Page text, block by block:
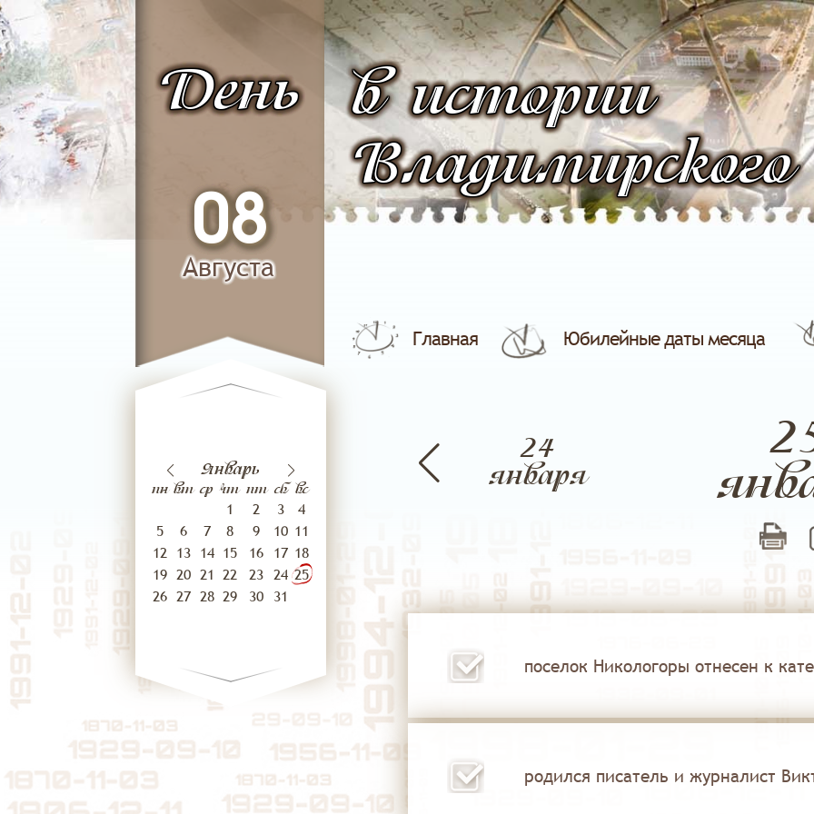
День
08
Августа
в истории
Владимирского
Главная Юбилейные даты месяца
Январь Февраль Март
пн вт ср чт пт сб вс
1 2 3
4
5
6 7 8 9 10 11
12 13 14 15 16 17 18
19 20 21 22 23 24 25
26 27 28 29 30 31
января
24
января
поселок Никологоры отнесен к
родился писатель и журналист